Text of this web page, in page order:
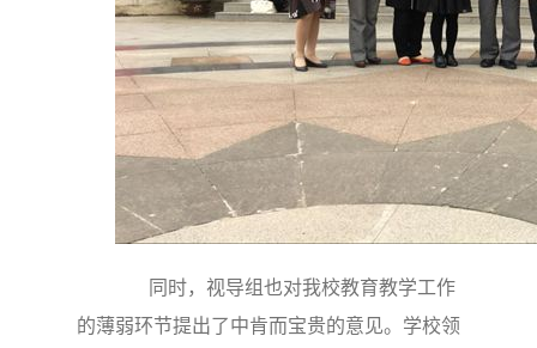
同时，视导组也对我校教育教学工作
的薄弱环节提出了中肯而宝贵的意见。学校领